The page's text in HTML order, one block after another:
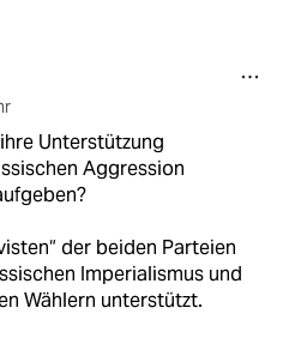
Unterstützung
Aggression
der beiden Parteien
Imperialismus und
Wählern unterstützt.